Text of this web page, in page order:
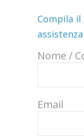
Compila
assistenza
Nome /
Email